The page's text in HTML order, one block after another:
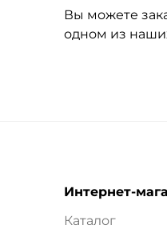
Вы можете
одном из
Интернет-
Каталог